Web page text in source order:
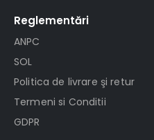
Reglementări
ANPC
SOL
Politica de livrare şi retur
Termeni si Conditii
GDPR